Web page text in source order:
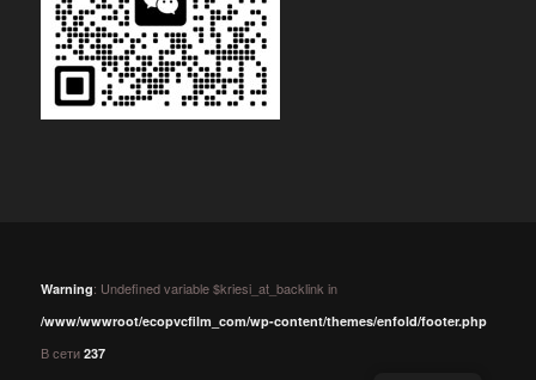
Warning: Undefined variable $kriesi_at_backlink in
/www/wwwroot/ecopvcfilm_com/wp-content/themes/enfold/footer.php
В сети 237